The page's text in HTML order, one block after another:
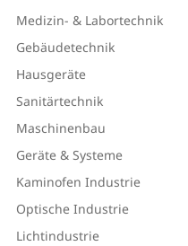
Medizin- & Labortechnik
Gebäudetechnik
Hausgeräte
Sanitärtechnik
Maschinenbau
Geräte & Systeme
Kaminofen Industrie
Optische Industrie
Lichtindustrie